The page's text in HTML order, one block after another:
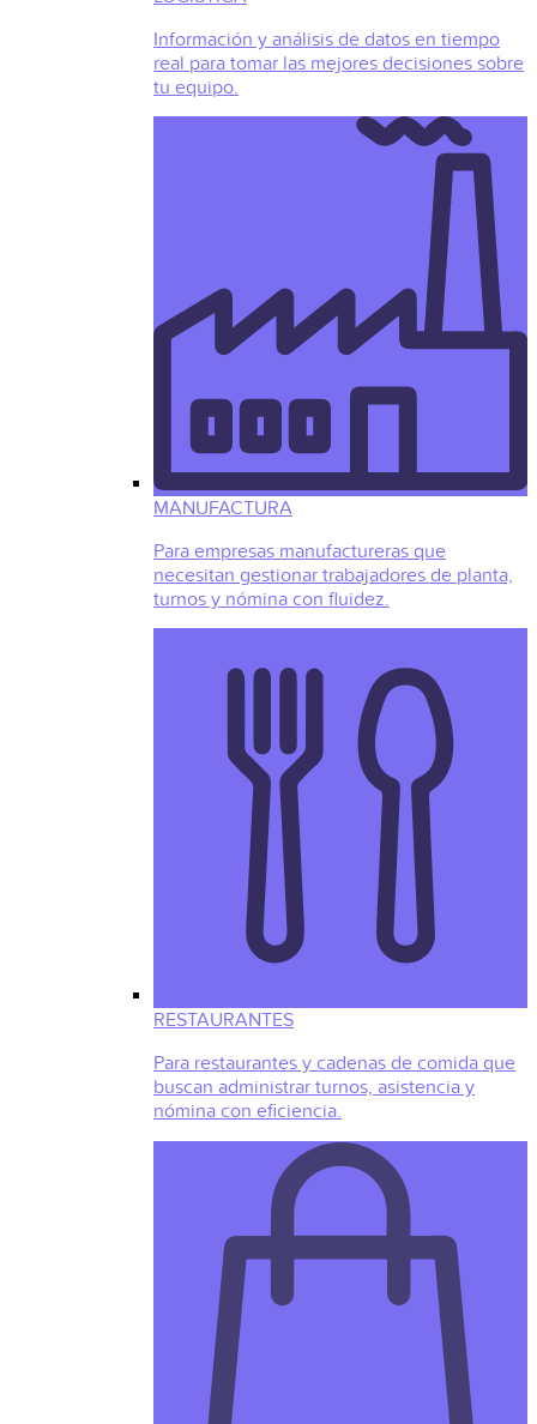
Información y análisis de datos en tiempo
real para tomar las mejores decisiones sobre
tu equipo.
MANUFACTURA
Para empresas manufactureras que
necesitan gestionar trabajadores de planta,
turnos y nómina con fluidez.
RESTAURANTES
Para restaurantes y cadenas de comida que
buscan administrar turnos, asistencia y
nómina con eficiencia.